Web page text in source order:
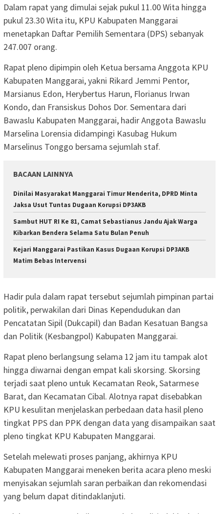
Dalam rapat yang dimulai sejak pukul 11.00 Wita hingga
pukul 23.30 Wita itu, KPU Kabupaten Manggarai
menetapkan Daftar Pemilih Sementara (DPS) sebanyak
247.007 orang.
Rapat pleno dipimpin oleh Ketua bersama Anggota KPU
Kabupaten Manggarai, yakni Rikard Jemmi Pentor,
Marsianus Edon, Herybertus Harun, Florianus Irwan
Kondo, dan Fransiskus Dohos Dor. Sementara dari
Bawaslu Kabupaten Manggarai, hadir Anggota Bawaslu
Marselina Lorensia didampingi Kasubag Hukum
Marselinus Tonggo bersama sejumlah staf.
BACAAN LAINNYA
Dinilai Masyarakat Manggarai Timur Menderita, DPRD Minta
Jaksa Usut Tuntas Dugaan Korupsi DP3AKB
Sambut HUT RI Ke 81, Camat Sebastianus Jandu Ajak Warga
Kibarkan Bendera Selama Satu Bulan Penuh
Kejari Manggarai Pastikan Kasus Dugaan Korupsi DP3AKB
Matim Bebas Intervensi
Hadir pula dalam rapat tersebut sejumlah pimpinan partai
politik, perwakilan dari Dinas Kependudukan dan
Pencatatan Sipil (Dukcapil) dan Badan Kesatuan Bangsa
dan Politik (Kesbangpol) Kabupaten Manggarai.
Rapat pleno berlangsung selama 12 jam itu tampak alot
hingga diwarnai dengan empat kali skorsing. Skorsing
terjadi saat pleno untuk Kecamatan Reok, Satarmese
Barat, dan Kecamatan Cibal. Alotnya rapat disebabkan
KPU kesulitan menjelaskan perbedaan data hasil pleno
tingkat PPS dan PPK dengan data yang disampaikan saat
pleno tingkat KPU Kabupaten Manggarai.
Setelah melewati proses panjang, akhirnya KPU
Kabupaten Manggarai meneken berita acara pleno meski
menyisakan sejumlah saran perbaikan dan rekomendasi
yang belum dapat ditindaklanjuti.